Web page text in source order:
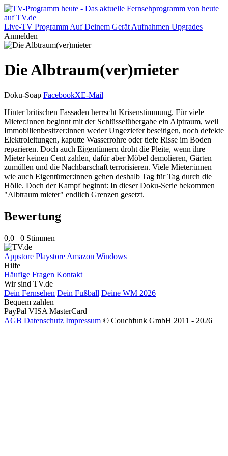
Live-TV Programm Auf Deinem Gerät Aufnahmen Upgrades
Anmelden
Die Albtraum(ver)mieter
Doku-Soap FacebookXE-Mail
Hinter britischen Fassaden herrscht Krisenstimmung. Für viele
Mieter:innen beginnt mit der Schlüsselübergabe ein Alptraum, weil
Immobilienbesitzer:innen weder Ungeziefer beseitigen, noch defekte
Elektroleitungen, kaputte Wasserrohre oder tiefe Risse im Boden
reparieren. Doch auch Eigentümern droht die Pleite, wenn ihre
Mieter keinen Cent zahlen, dafür aber Möbel demolieren, Gärten
zumüllen und die Nachbarschaft terrorisieren. Viele Mieter:innen
wie auch Eigentümer:innen gehen deshalb Tag für Tag durch die
Hölle. Doch der Kampf beginnt: In dieser Doku-Serie bekommen
"Albtraum mieter" endlich Grenzen gesetzt.
Bewertung
0,0 0 Stimmen
Appstore Playstore Amazon Windows
Hilfe
Häufige Fragen Kontakt
Wir sind TV.de
Dein Fernsehen Dein Fußball Deine WM 2026
Bequem zahlen
PayPal VISA MasterCard
AGB Datenschutz Impressum © Couchfunk GmbH 2011 - 2026